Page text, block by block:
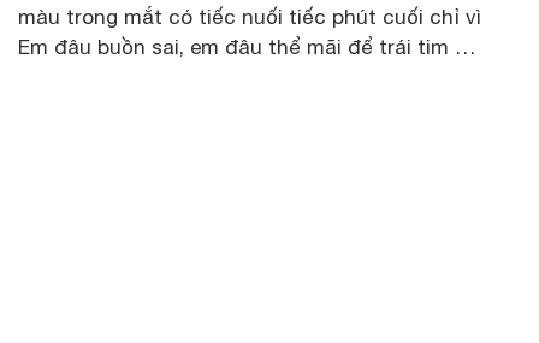
màu trong mắt có tiếc nuối tiếc phút cuối chỉ vì
Em đâu buồn sai, em đâu thể mãi để trái tim …